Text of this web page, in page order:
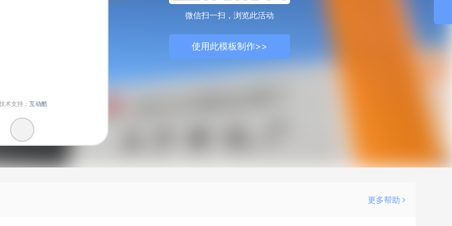
微信扫一扫，浏览此活动
使用此模板制作>>
更多帮助